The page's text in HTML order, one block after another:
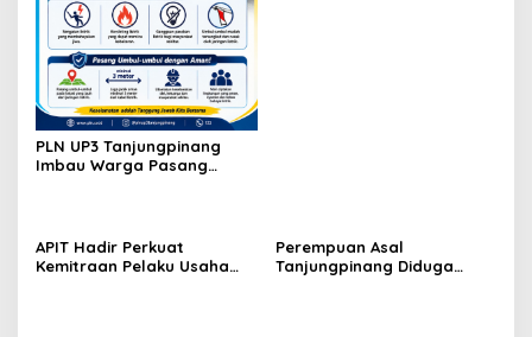
PLN UP3 Tanjungpinang
Imbau Warga Pasang
APIT Hadir Perkuat
Kemitraan Pelaku Usaha
Perempuan Asal
Tanjungpinang Diduga